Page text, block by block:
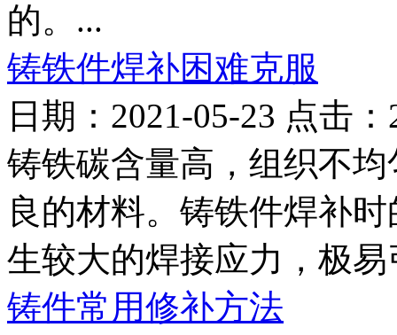
的。...
铸铁件焊补困难克服
日期：2021-05-23 点击
铸铁碳含量高，组织不
良的材料。铸铁件焊补
生较大的焊接应力，极易
铸件常用修补方法